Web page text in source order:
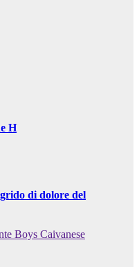
H
di dolore del
Boys Caivanese